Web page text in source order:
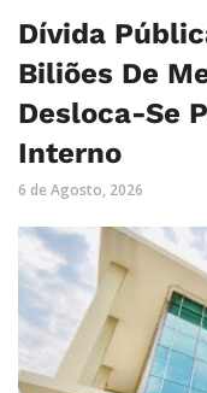
Dívida
Biliões De
Desloca-Se
Interno
6 de Agosto, 2026